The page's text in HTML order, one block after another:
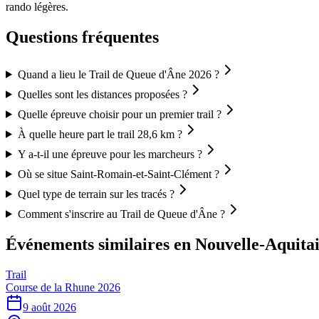
rando légères.
Questions fréquentes
Quand a lieu le Trail de Queue d'Âne 2026 ?
Quelles sont les distances proposées ?
Quelle épreuve choisir pour un premier trail ?
À quelle heure part le trail 28,6 km ?
Y a-t-il une épreuve pour les marcheurs ?
Où se situe Saint-Romain-et-Saint-Clément ?
Quel type de terrain sur les tracés ?
Comment s'inscrire au Trail de Queue d'Âne ?
Événements similaires en Nouvelle-
Trail
Course de la Rhune 2026
9 août 2026